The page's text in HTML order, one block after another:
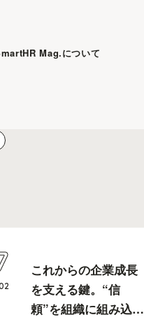
Mag.について
これからの企業成長
を支える鍵。“信
頼”を組織に組み込む